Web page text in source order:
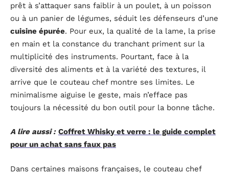
prêt à s’attaquer sans faiblir à un poulet, à un poisson
ou à un panier de légumes, séduit les défenseurs d’une
cuisine épurée. Pour eux, la qualité de la lame, la prise
en main et la constance du tranchant priment sur la
multiplicité des instruments. Pourtant, face à la
diversité des aliments et à la variété des textures, il
arrive que le couteau chef montre ses limites. Le
minimalisme aiguise le geste, mais n’efface pas
toujours la nécessité du bon outil pour la bonne tâche.
A lire aussi : Coffret Whisky et verre : le guide complet
pour un achat sans faux pas
Dans certaines maisons françaises, le couteau chef